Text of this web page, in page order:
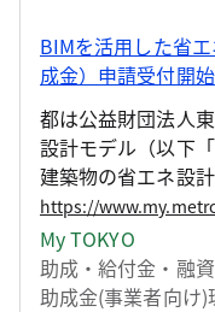
BIMを活用した省
成金）申請受付開
都は公益財団法人
設計モデル（以下
建築物の省エネ設
を活用した省エネ
しています。 令和7
建て住宅を除く。
期段階からBIMデー
My TOKYO
助成・給付金・融資
助成金(事業者向け)